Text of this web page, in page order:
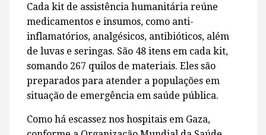
Cada kit de assistência humanitária reúne
medicamentos e insumos, como anti-
inflamatórios, analgésicos, antibióticos, além
de luvas e seringas. São 48 itens em cada kit,
somando 267 quilos de materiais. Eles são
preparados para atender a populações em
situação de emergência em saúde pública.
Como há escassez nos hospitais em Gaza,